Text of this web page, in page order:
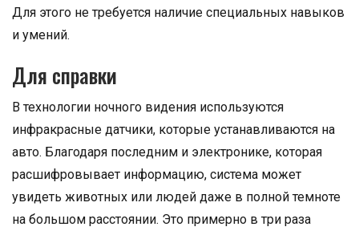
Для этого не требуется наличие специальных навыков
и умений.
Для справки
В технологии ночного видения используются
инфракрасные датчики, которые устанавливаются на
авто. Благодаря последним и электронике, которая
расшифровывает информацию, система может
увидеть животных или людей даже в полной темноте
на большом расстоянии. Это примерно в три раза